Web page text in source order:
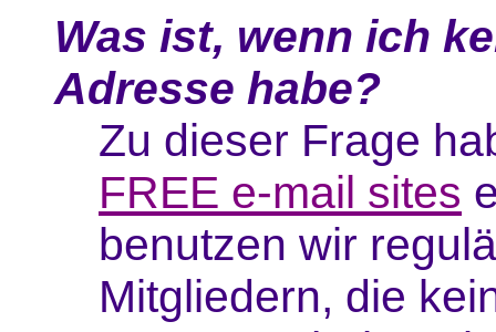
Was ist, wenn ich
Adresse habe?
Zu dieser Frage
FREE e-mail sites
benutzen wir
Mitgliedern, die